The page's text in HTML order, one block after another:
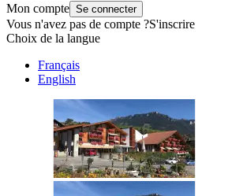
Mon compte Se connecter
Vous n'avez pas de compte ?S'inscrire
Choix de la langue
Français
English